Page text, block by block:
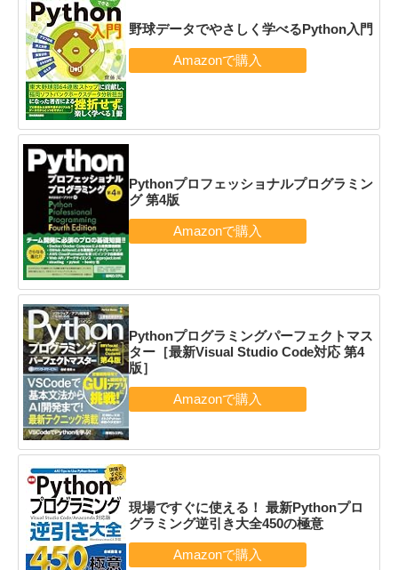
野球データでやさしく学べるPython入門
Pythonプロフェッショナルプログラミン
グ 第4版
Pythonプログラミングパーフェクトマス
ター［最新Visual Studio Code対応 第4
版］
現場ですぐに使える！ 最新Pythonプロ
グラミング逆引き大全450の極意